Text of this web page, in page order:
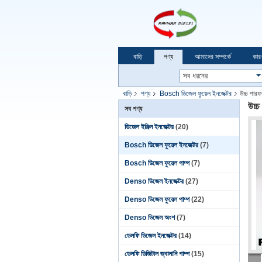
বাড়ি পণ্য আমাদের সম্পর্কে
বাড়ি পণ্য Bosch ডিজেল ফুয়েল ইনজেক্টর
উচ্চ
সব পণ্য
ডিজেল ইঞ্জিন ইনজেক্টর (20)
Bosch ডিজেল ফুয়েল ইনজেক্টর (7)
Bosch ডিজেল ফুয়েল পাম্প (7)
Denso ডিজেল ইনজেক্টর (27)
Denso ডিজেল ফুয়েল পাম্প (22)
Denso ডিজেল অংশ (7)
ডেলফি ডিজেল ইনজেক্টর (14)
ডেলফি ডিজিটাল জ্বালানি পাম্প (15)